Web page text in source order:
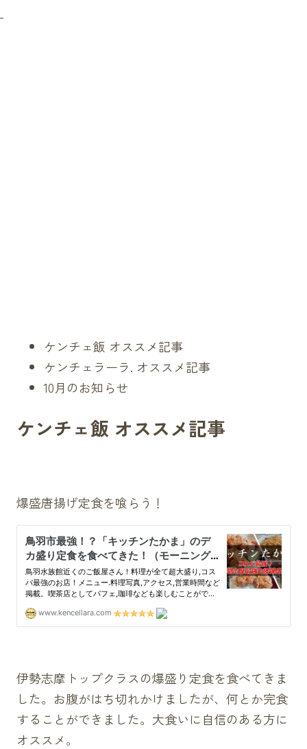
ケンチェ飯 オススメ記事
ケンチェラーラ. オススメ記事
10月のお知らせ
ケンチェ飯 オススメ記事
爆盛唐揚げ定食を喰らう！
伊勢志摩トップクラスの爆盛り定食を食べてきま
した。お腹がはち切れかけましたが、何とか完食
することができました。大食いに自信のある方に
オススメ。